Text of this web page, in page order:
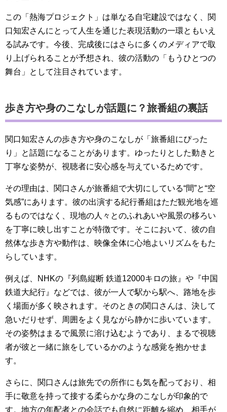
この「熱海プロジェクト」は単なる自宅建設ではなく、関
口知宏さんにとって人生を通じた表現活動の一環ともいえ
る試みです。今後、完成後にはさらに多くのメディアで取
り上げられることが予想され、彼の活動の「もうひとつの
舞台」として注目されています。
歩き方や身のこなしが話題に？旅番組の裏話
関口知宏さんの歩き方や身のこなしが「旅番組にぴった
り」と話題になることがあります。ゆったりとした動きと
丁寧な姿勢が、視聴者に安心感を与えているためです。
その理由は、関口さんが旅番組で大切にしている“間”と“空
気感”にあります。彼の出演する紀行番組はただ観光地を巡
るものではなく、現地の人々とのふれあいや風景の移ろい
を丁寧に映し出すことが特徴です。そこにおいて、彼の自
然体な歩き方や動作は、映像全体に心地よいリズムをもた
らしています。
例えば、NHKの『列島縦断 鉄道12000キロの旅』や『中国
鉄道大紀行』などでは、彼が一人で駅から駅へ、路地を歩
く場面が多く映されます。そのときの関口さんは、決して
急いだりせず、周囲をよく見ながら静かに歩いています。
その姿勢はまるで風景に溶け込むようであり、まるで視聴
者が彼と一緒に旅をしているかのような感覚を抱かせま
す。
さらに、関口さんは旅先での所作にも気を配っており、相
手に敬意を持って接する柔らかな身のこなしが印象的で
す。地方の年配者との会話でも自然に距離を縮め、相手が